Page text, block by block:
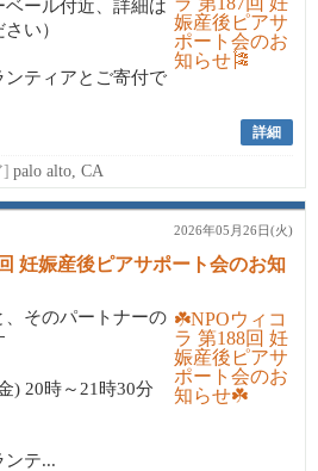
ール付近、詳細は
い）
ティアとご寄付で
詳細
] palo alto, CA
2026年05月26日(火)
妊娠産後ピアサポート会のお知
そのパートナーの
) 20時～21時30分
テ...